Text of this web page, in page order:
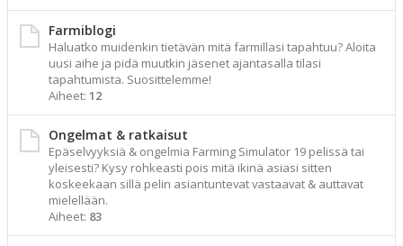
Farmiblogi
Haluatko muidenkin tietävän mitä farmillasi tapahtuu? Aloita
uusi aihe ja pidä muutkin jäsenet ajantasalla tilasi
tapahtumista. Suosittelemme!
Aiheet: 12
Ongelmat & ratkaisut
Epäselvyyksiä & ongelmia Farming Simulator 19 pelissä tai
yleisesti? Kysy rohkeasti pois mitä ikinä asiasi sitten
koskeekaan sillä pelin asiantuntevat vastaavat & auttavat
mielellään.
Aiheet: 83